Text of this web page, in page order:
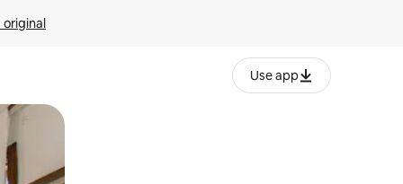
original
Use app